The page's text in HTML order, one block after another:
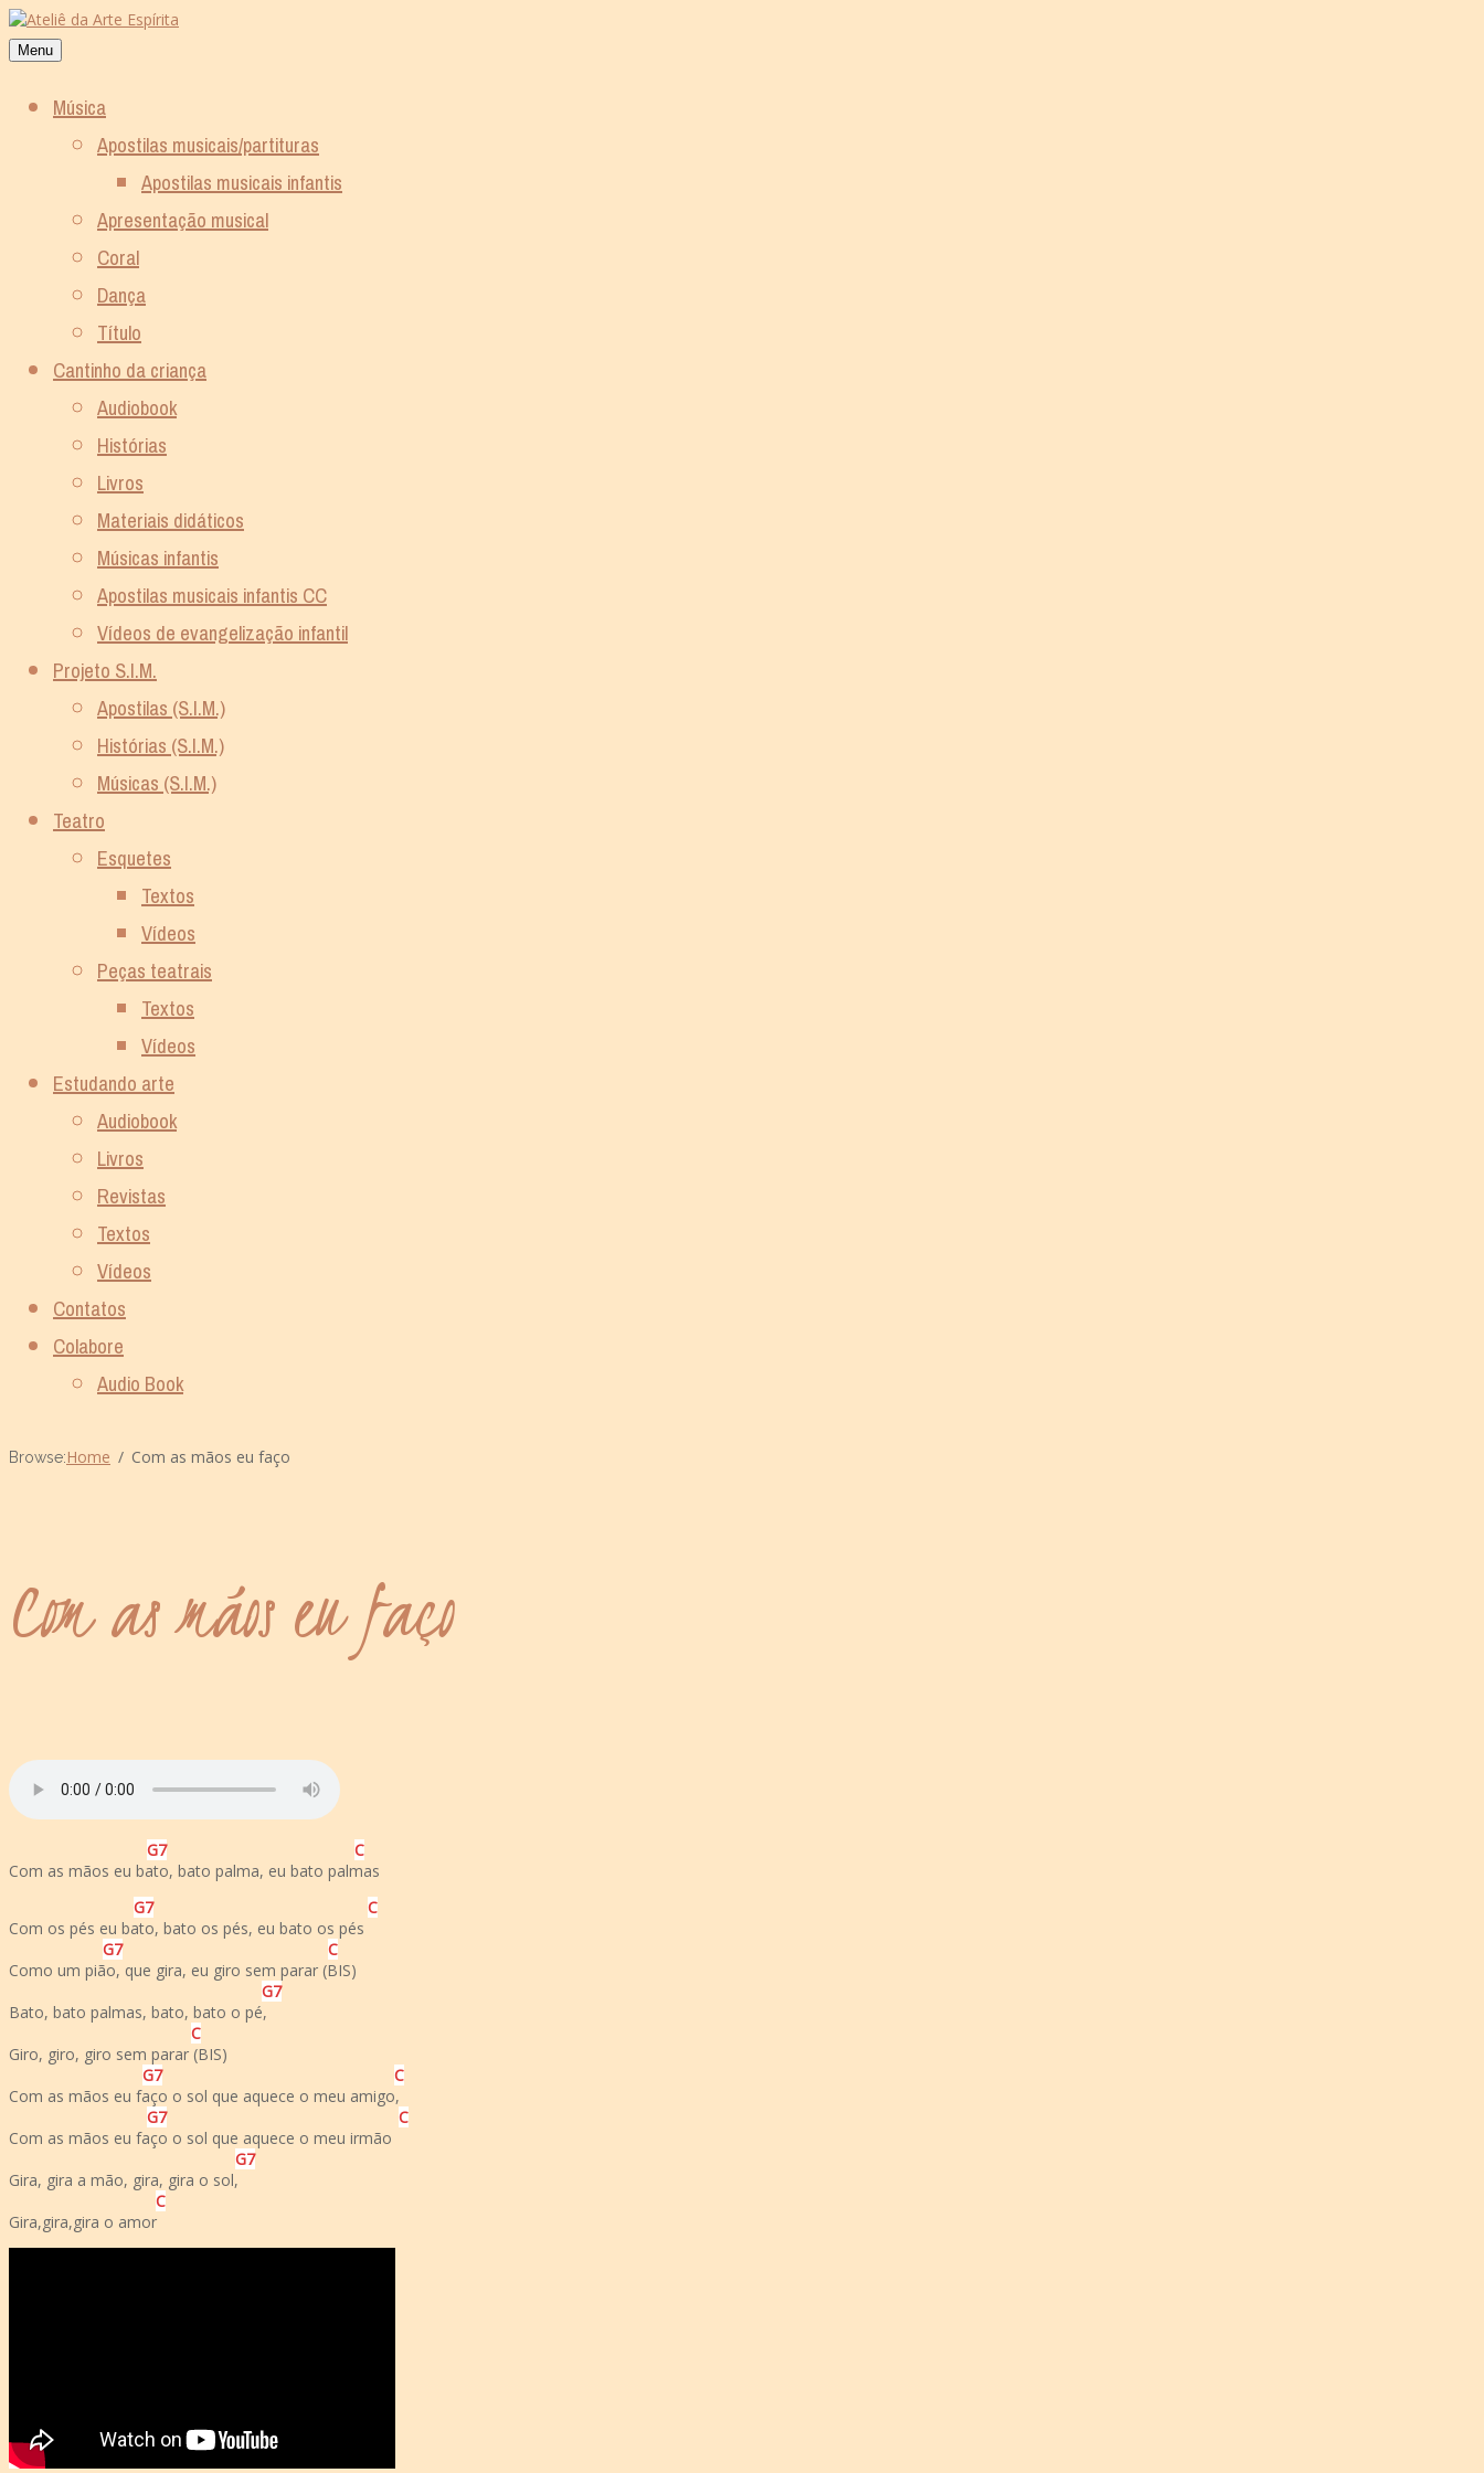
Skip
to
content
Menu
Música
Apostilas musicais/partituras
Apostilas musicais infantis
Apresentação musical
Coral
Dança
Título
Cantinho da criança
Audiobook
Histórias
Livros
Materiais didáticos
Músicas infantis
Apostilas musicais infantis CC
Vídeos de evangelização infantil
Projeto S.I.M.
Apostilas (S.I.M.)
Histórias (S.I.M.)
Músicas (S.I.M.)
Teatro
Esquetes
Textos
Vídeos
Peças teatrais
Textos
Vídeos
Estudando arte
Audiobook
Livros
Revistas
Textos
Vídeos
Contatos
Colabore
Audio Book
Browse:Home Com as mãos eu faço
Com as mãos eu faço
G7
C
Com as mãos eu bato, bato palma, eu bato palmas
G7
C
Com os pés eu bato, bato os pés, eu bato os pés
G7
C
Como um pião, que gira, eu giro sem parar (BIS)
G7
Bato, bato palmas, bato, bato o pé,
C
Giro, giro, giro sem parar (BIS)
G7
C
Com as mãos eu faço o sol que aquece o meu amigo,
G7
C
Com as mãos eu faço o sol que aquece o meu irmão
G7
Gira, gira a mão, gira, gira o sol,
C
Gira,gira,gira o amor